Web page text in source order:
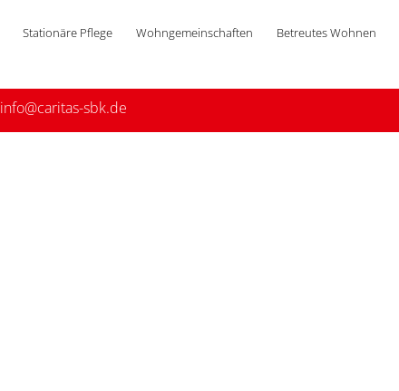
Stationäre Pflege Wohngemeinschaften Betreutes Wohnen
info@caritas-sbk.de